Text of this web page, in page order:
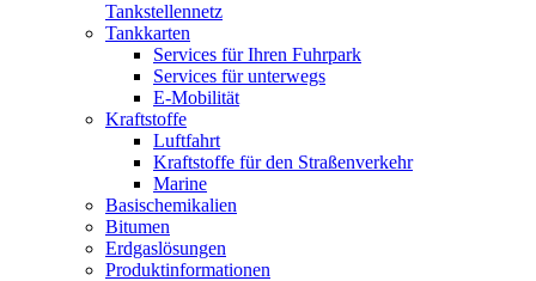
Tankstellennetz
Tankkarten
Services für Ihren Fuhrpark
Services für unterwegs
E-Mobilität
Kraftstoffe
Luftfahrt
Kraftstoffe für den Straßenverkehr
Marine
Basischemikalien
Bitumen
Erdgaslösungen
Produktinformationen